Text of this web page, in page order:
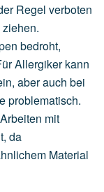
Regel verboten
ziehen.
bedroht,
Allergiker kann
aberauch bei
problematisch.
Arbeiten mit
da
Material